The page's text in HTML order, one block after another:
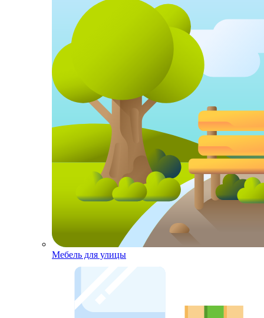
Мебель для улицы